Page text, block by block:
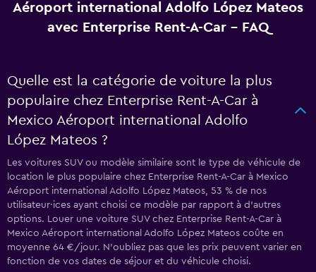
Aéroport international Adolfo López Mateos
avec Enterprise Rent-A-Car - FAQ
Quelle est la catégorie de voiture la plus
populaire chez Enterprise Rent-A-Car à
Mexico Aéroport international Adolfo
López Mateos ?
Les voitures SUV ou modèle similaire sont le type de véhicule de
location le plus populaire chez Enterprise Rent-A-Car à Mexico
Aéroport international Adolfo López Mateos, 53 % de nos
utilisateur·ices ayant choisi ce modèle par rapport à d’autres
options. Louer une voiture SUV chez Enterprise Rent-A-Car à
Mexico Aéroport international Adolfo López Mateos coûte en
moyenne 64 €/jour. N'oubliez pas que les prix peuvent varier en
fonction de vos dates de séjour et du véhicule choisi.